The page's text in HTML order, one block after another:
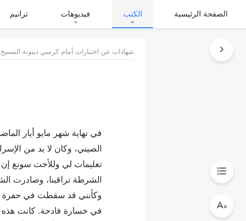
الصفحة الرئيسية الكتب فيديوهات ترانيم
شهادات عن اختبارات أمام كرسي دينونة
في نهاية شهر مايو أيار
الصيني، وكان لا بد من
تعليمات لي وللأخت سونغ
الشرطة تراقبنا، وصادرت
وكأنني قد سقطت في حفرة
في خسارة فادحة. كانت